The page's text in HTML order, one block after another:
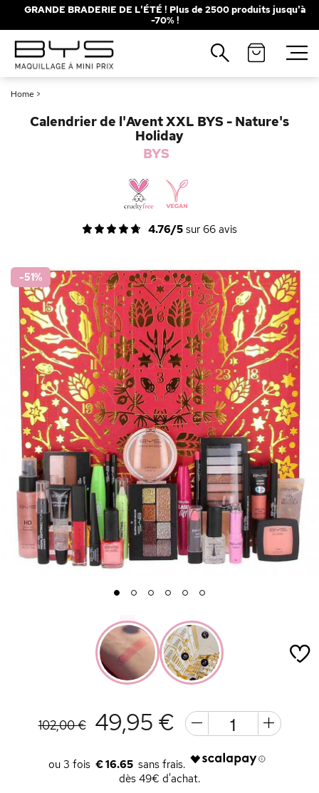
GRANDE BRADERIE DE L'ÉTÉ ! Plus de 2500 produits jusqu'à
-70% !
Home >
Calendrier de l'Avent XXL BYS - Nature's
Holiday
BYS
4.76/5 sur 66 avis
-51%
1 2 3 4 5 6
102,00 € 49,95 €
€ 16.65
dès 49€ d'achat.
Fermer
Recherches populaires
Fermer
Recherches populaires